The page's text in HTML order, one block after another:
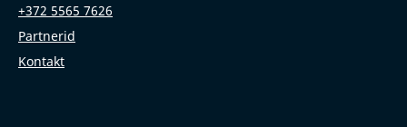
+372 5565 7626
Partnerid
Kontakt